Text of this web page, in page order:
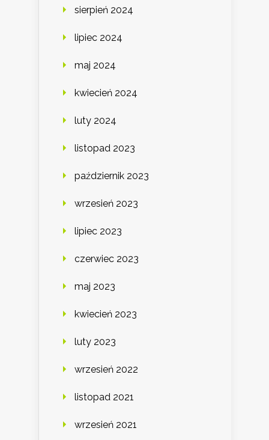
sierpień 2024
lipiec 2024
maj 2024
kwiecień 2024
luty 2024
listopad 2023
październik 2023
wrzesień 2023
lipiec 2023
czerwiec 2023
maj 2023
kwiecień 2023
luty 2023
wrzesień 2022
listopad 2021
wrzesień 2021